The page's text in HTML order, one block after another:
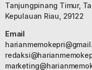
Tanjungpinang Timur,
Kepulauan Riau, 29122
Email